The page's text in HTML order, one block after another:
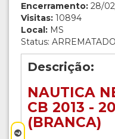
Encerramento: 28/
Visitas: 10894
Local: MS
Status: ARREMATADO
Descrição:
NAUTICA
CB 2013 -
(BRANCA)